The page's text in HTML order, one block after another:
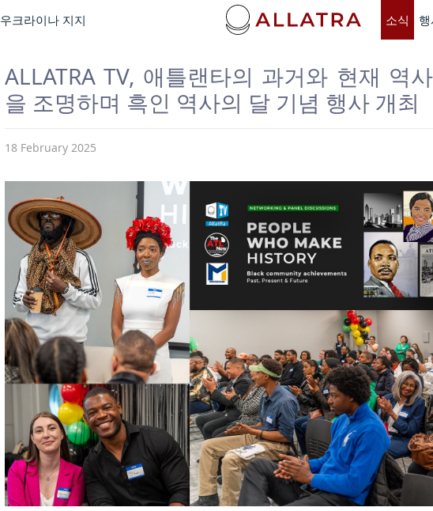
우크라이나 지지 소식
ALLATRA TV, 애틀랜타의 과거와 현재 역
을 조명하며 흑인 역사의 달 기념 행사 개최
18 February 2025